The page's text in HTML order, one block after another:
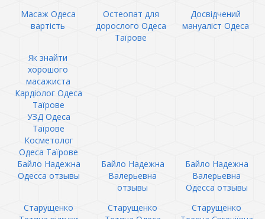
Масаж Одеса
вартість
Остеопат для
дорослого Одеса
Таїрове
Досвідчений
мануаліст Одеса
Як знайти
хорошого
масажиста
Кардіолог Одеса
Таїрове
УЗД Одеса
Таїрове
Косметолог
Одеса Таїрове
Байло Надежна
Одесса отзывы
Байло Надежна
Валерьевна
отзывы
Байло Надежна
Валерьевна
Одесса отзывы
Старущенко
Старущенко
Старущенко